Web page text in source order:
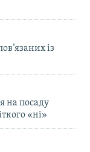
із
на посаду
«ні»